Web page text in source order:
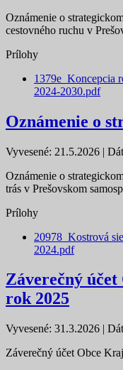
Oznámenie o
cestovného ruchu v
Prílohy
1379e_Koncepcia
2024-2030.pdf
Oznámenie o
Vyvesené: 21.5.2026 |
Oznámenie o
trás v Prešovskom
Prílohy
20978_Kostrová
2024.pdf
Záverečný
rok 2025
Vyvesené: 31.3.2026 |
Záverečný účet Obce